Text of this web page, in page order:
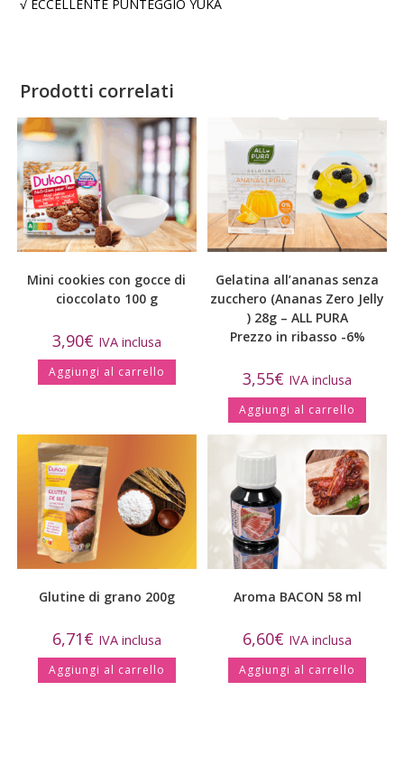
√ ECCELLENTE PUNTEGGIO YUKA
Prodotti correlati
Mini cookies con gocce di
cioccolato 100 g
3,90€ IVA inclusa
Aggiungi al carrello
Gelatina all’ananas senza
zucchero (Ananas Zero Jelly
) 28g – ALL PURA
Prezzo in ribasso -6%
3,55€ IVA inclusa
Aggiungi al carrello
Glutine di grano 200g
6,71€ IVA inclusa
Aggiungi al carrello
Aroma BACON 58 ml
6,60€ IVA inclusa
Aggiungi al carrello